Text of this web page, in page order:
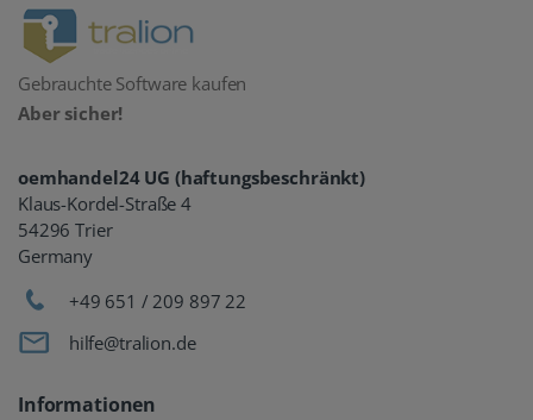
Gebrauchte Software kaufen
Aber sicher!
oemhandel24 UG (haftungsbeschränkt)
Klaus-Kordel-Straße 4
54296 Trier
Germany
+49 651 / 209 897 22
hilfe@tralion.de
Informationen